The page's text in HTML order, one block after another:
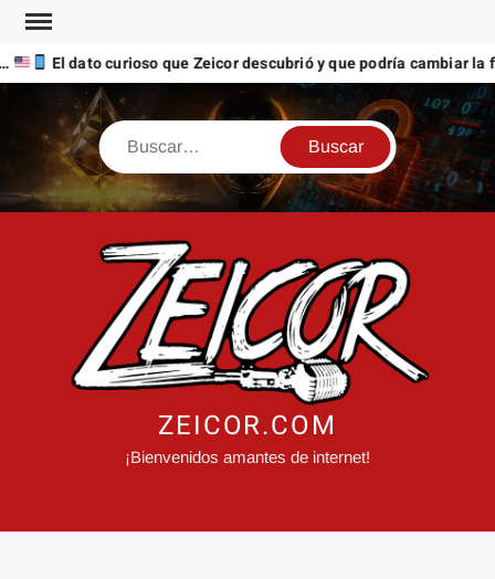
Saltar
contenidocurioso que Zeicor descubrió y que podría cambiar la forma en
Buscar
ZEICOR.COM
¡Bienvenidos amantes de internet!